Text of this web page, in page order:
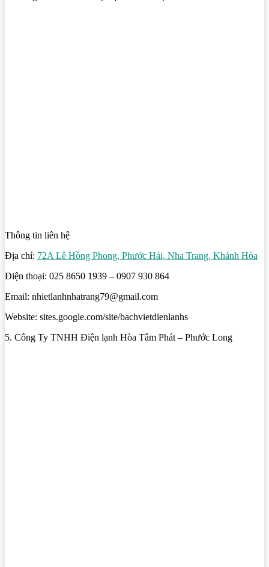
Thông tin liên hệ
Địa chỉ: 72A Lê Hồng Phong, Phước Hải, Nha Trang, Khánh Hòa
Điện thoại: 025 8650 1939 – 0907 930 864
Email: nhietlanhnhatrang79@gmail.com
Website: sites.google.com/site/bachvietdienlanhs
5. Công Ty TNHH Điện lạnh Hòa Tâm Phát – Phước Long